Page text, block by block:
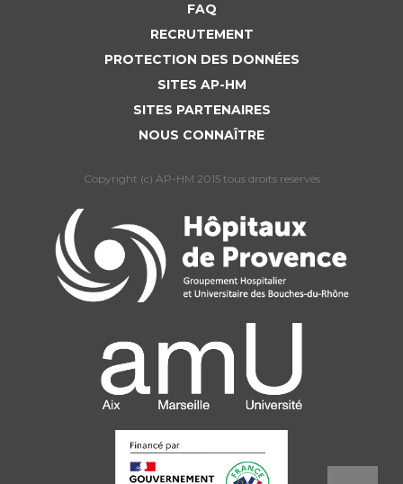
FAQ
RECRUTEMENT
PROTECTION DES DONNÉES
SITES AP-HM
SITES PARTENAIRES
NOUS CONNAÎTRE
Copyright (c) AP-HM 2015 tous droits reservés